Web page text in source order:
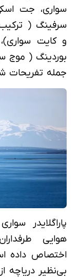
سواری، جت
سرفینگ (
و کایت
بوردینگ ( موج
جمله تفریحات
پاراگلایدر
هوایی
اختصاص داده
بی‌نظیر دریاچه